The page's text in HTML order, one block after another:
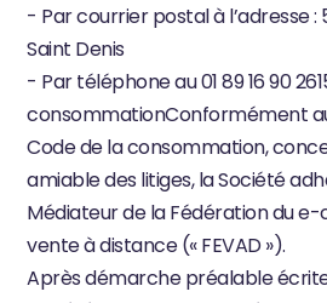
- Par courrier postal à l’adresse :
Saint Denis
- Par téléphone au 01 89 16 90
consommationConformément
Code de la consommation,
amiable des litiges, la Société
Médiateur de la Fédération du
vente à distance (« FEVAD »).
Après démarche préalable